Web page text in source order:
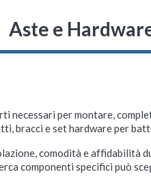
Aste e
necessari per montare,
bracci e set hardware per
comodità e
componenti specifici può